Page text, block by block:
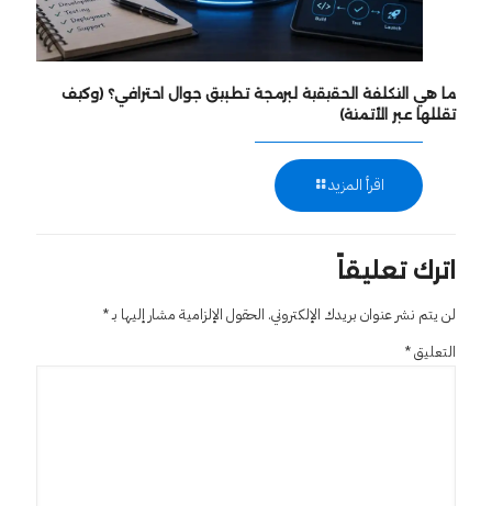
ما هي التكلفة الحقيقية لبرمجة تطبيق جوال احترافي؟ (وكيف
تقللها عبر الأتمتة)
اقرأ المزيد
اترك تعليقاً
لن يتم نشر عنوان بريدك الإلكتروني. الحقول الإلزامية مشار إليها بـ*
التعليق*